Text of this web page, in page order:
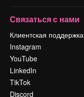
Связаться с нами
Клиентская поддержка
Instagram
YouTube
LinkedIn
TikTok
Discord